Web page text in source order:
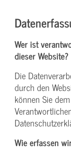
Wer ist
dieser Website?
Die
durch den
können Sie
Wie erfassen